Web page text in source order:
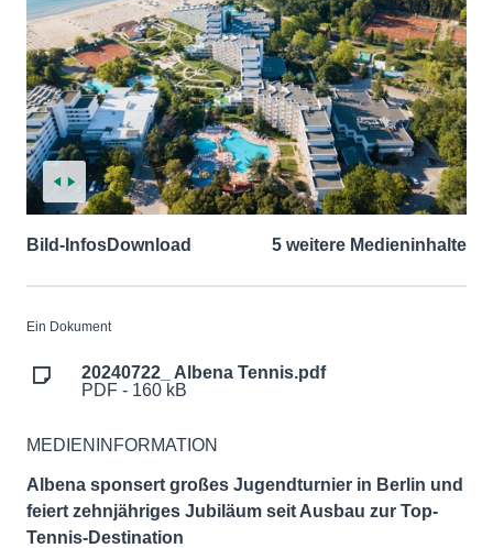
Bild-InfosDownload 5 weitere Medieninhalte
Ein Dokument
20240722_ Albena Tennis.pdf
PDF - 160 kB
MEDIENINFORMATION
Albena sponsert großes Jugendturnier in Berlin und
feiert zehnjähriges Jubiläum seit Ausbau zur Top-
Tennis-Destination